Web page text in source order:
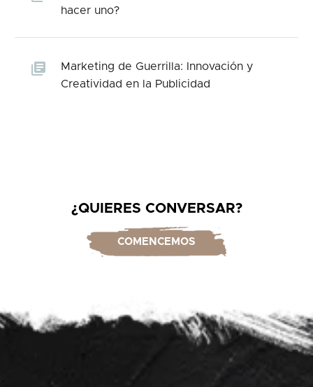
hacer uno?
Marketing de Guerrilla: Innovación y
Creatividad en la Publicidad
¿QUIERES CONVERSAR?
COMENCEMOS